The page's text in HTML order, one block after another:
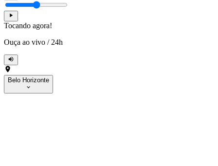
Tocando agora!
Ouça ao vivo / 24h
Belo Horizonte